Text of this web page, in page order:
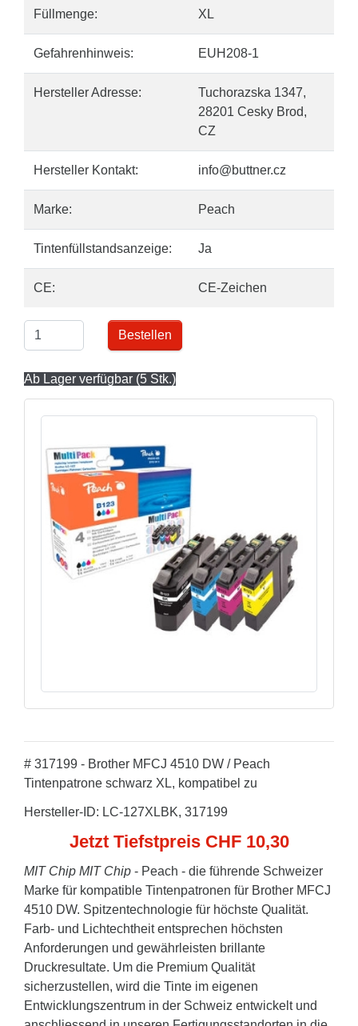
Füllmenge: XL
Gefahrenhinweis: EUH208-1
Hersteller Adresse:
Tuchorazska 1347,
28201 Cesky Brod,
CZ
Hersteller Kontakt: info@buttner.cz
Marke: Peach
Tintenfüllstandsanzeige: Ja
CE: CE-Zeichen
Bestellen
Ab Lager verfügbar (5 Stk.)
# 317199 - Brother MFCJ 4510 DW / Peach
Tintenpatrone schwarz XL, kompatibel zu
Hersteller-ID: LC-127XLBK, 317199
Jetzt Tiefstpreis CHF 10,30
MIT Chip MIT Chip - Peach - die führende Schweizer
Marke für kompatible Tintenpatronen für Brother MFCJ
4510 DW. Spitzentechnologie für höchste Qualität.
Farb- und Lichtechtheit entsprechen höchsten
Anforderungen und gewährleisten brillante
Druckresultate. Um die Premium Qualität
sicherzustellen, wird die Tinte im eigenen
Entwicklungszentrum in der Schweiz entwickelt und